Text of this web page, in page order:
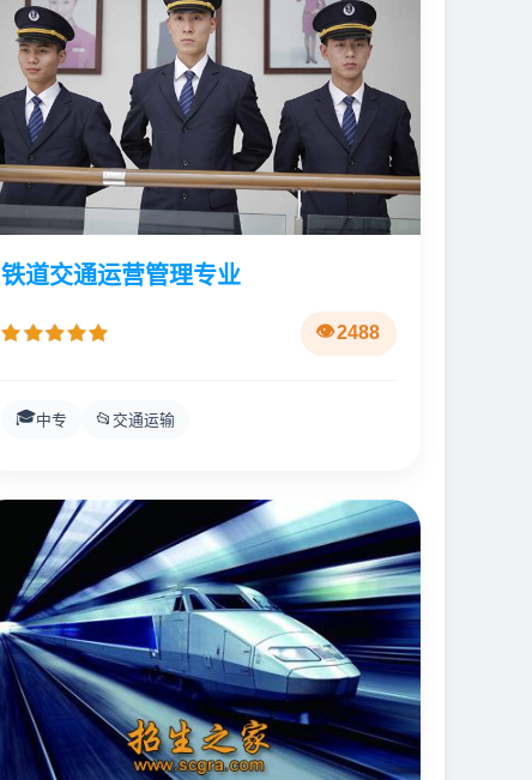
铁道交通运营管理专业
2488
🎓中专 📂 交通运输